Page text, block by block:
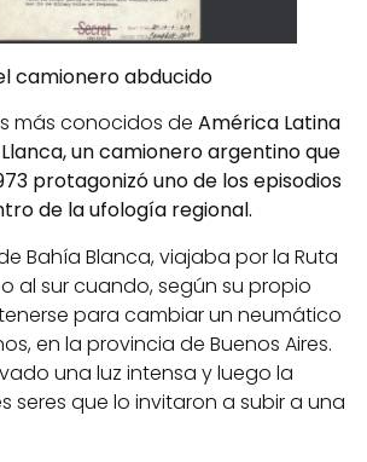
camionero abducido
más conocidos de América Latina
un camionero argentino que
protagonizó uno de los episodios
de la ufología regional.
Bahía Blanca, viajaba por la Ruta
al sur cuando, según su propio
para cambiar un neumático
en la provincia de Buenos Aires.
una luz intensa y luego la
seres que lo invitaron a subir a una